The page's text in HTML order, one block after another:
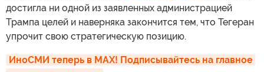
достигла ни одной из заявленных администрацией
Трампа целей и наверняка закончится тем, что Тегеран
упрочит свою стратегическую позицию.
ИноСМИ теперь в MAX! Подписывайтесь на главное